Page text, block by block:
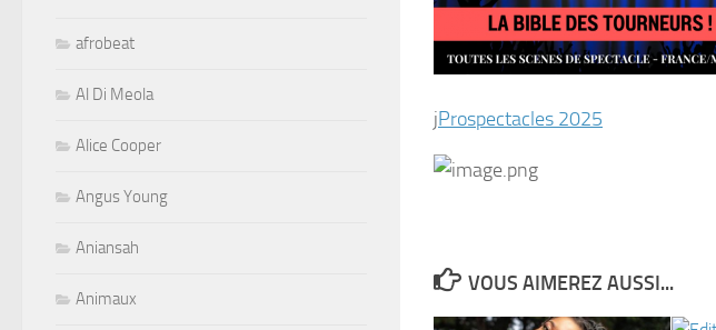
jProspectacles 2025
VOUS AIMEREZ AUSSI...
afrobeat
Al Di Meola
Alice Cooper
Angus Young
Aniansah
Animaux